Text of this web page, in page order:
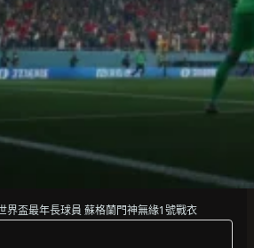
界盃最年長球員 蘇格蘭門神無緣1號戰衣